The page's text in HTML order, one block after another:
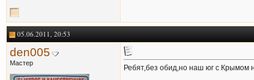
05.06.2011, 20:53
den005
Мастер
Ребят,без обид,но наш юг с Крымом